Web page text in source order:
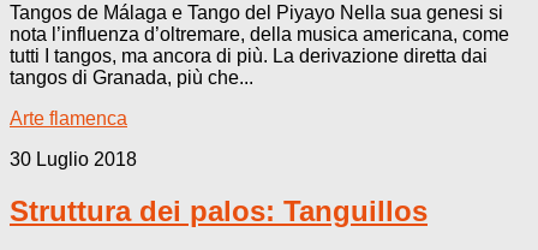
Tangos de Málaga e Tango del Piyayo Nella sua genesi si
nota l’influenza d’oltremare, della musica americana, come
tutti I tangos, ma ancora di più. La derivazione diretta dai
tangos di Granada, più che...
Arte flamenca
30 Luglio 2018
Struttura dei palos: Tanguillos